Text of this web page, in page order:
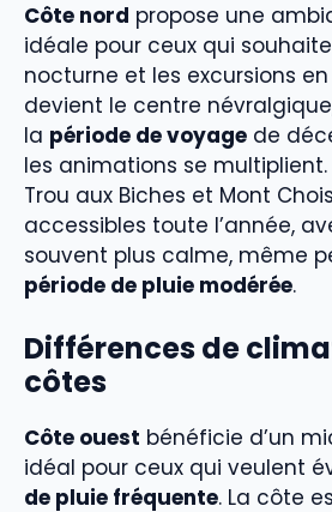
Côte nord propose une
idéale pour ceux qui
nocturne et les excursions
devient le centre
la période de voyage de
les animations se multiplient.
Trou aux Biches et Mont
accessibles toute l’année,
souvent plus calme, même
période de pluie modérée.
Différences de
côtes
Côte ouest bénéficie d’un
idéal pour ceux qui veulent
de pluie fréquente. La côte